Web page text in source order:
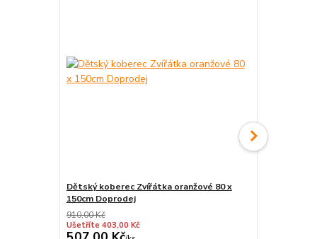
Dětský koberec Zvířátka oranžové 80 x
150cm Doprodej
910,00 Kč
Ušetříte 403,00 Kč